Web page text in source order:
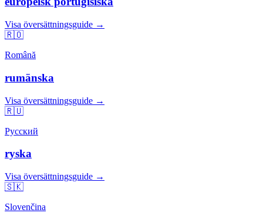
Visa översättningsguide →
🇷🇴
Română
rumänska
Visa översättningsguide →
🇷🇺
Русский
ryska
Visa översättningsguide →
🇸🇰
Slovenčina